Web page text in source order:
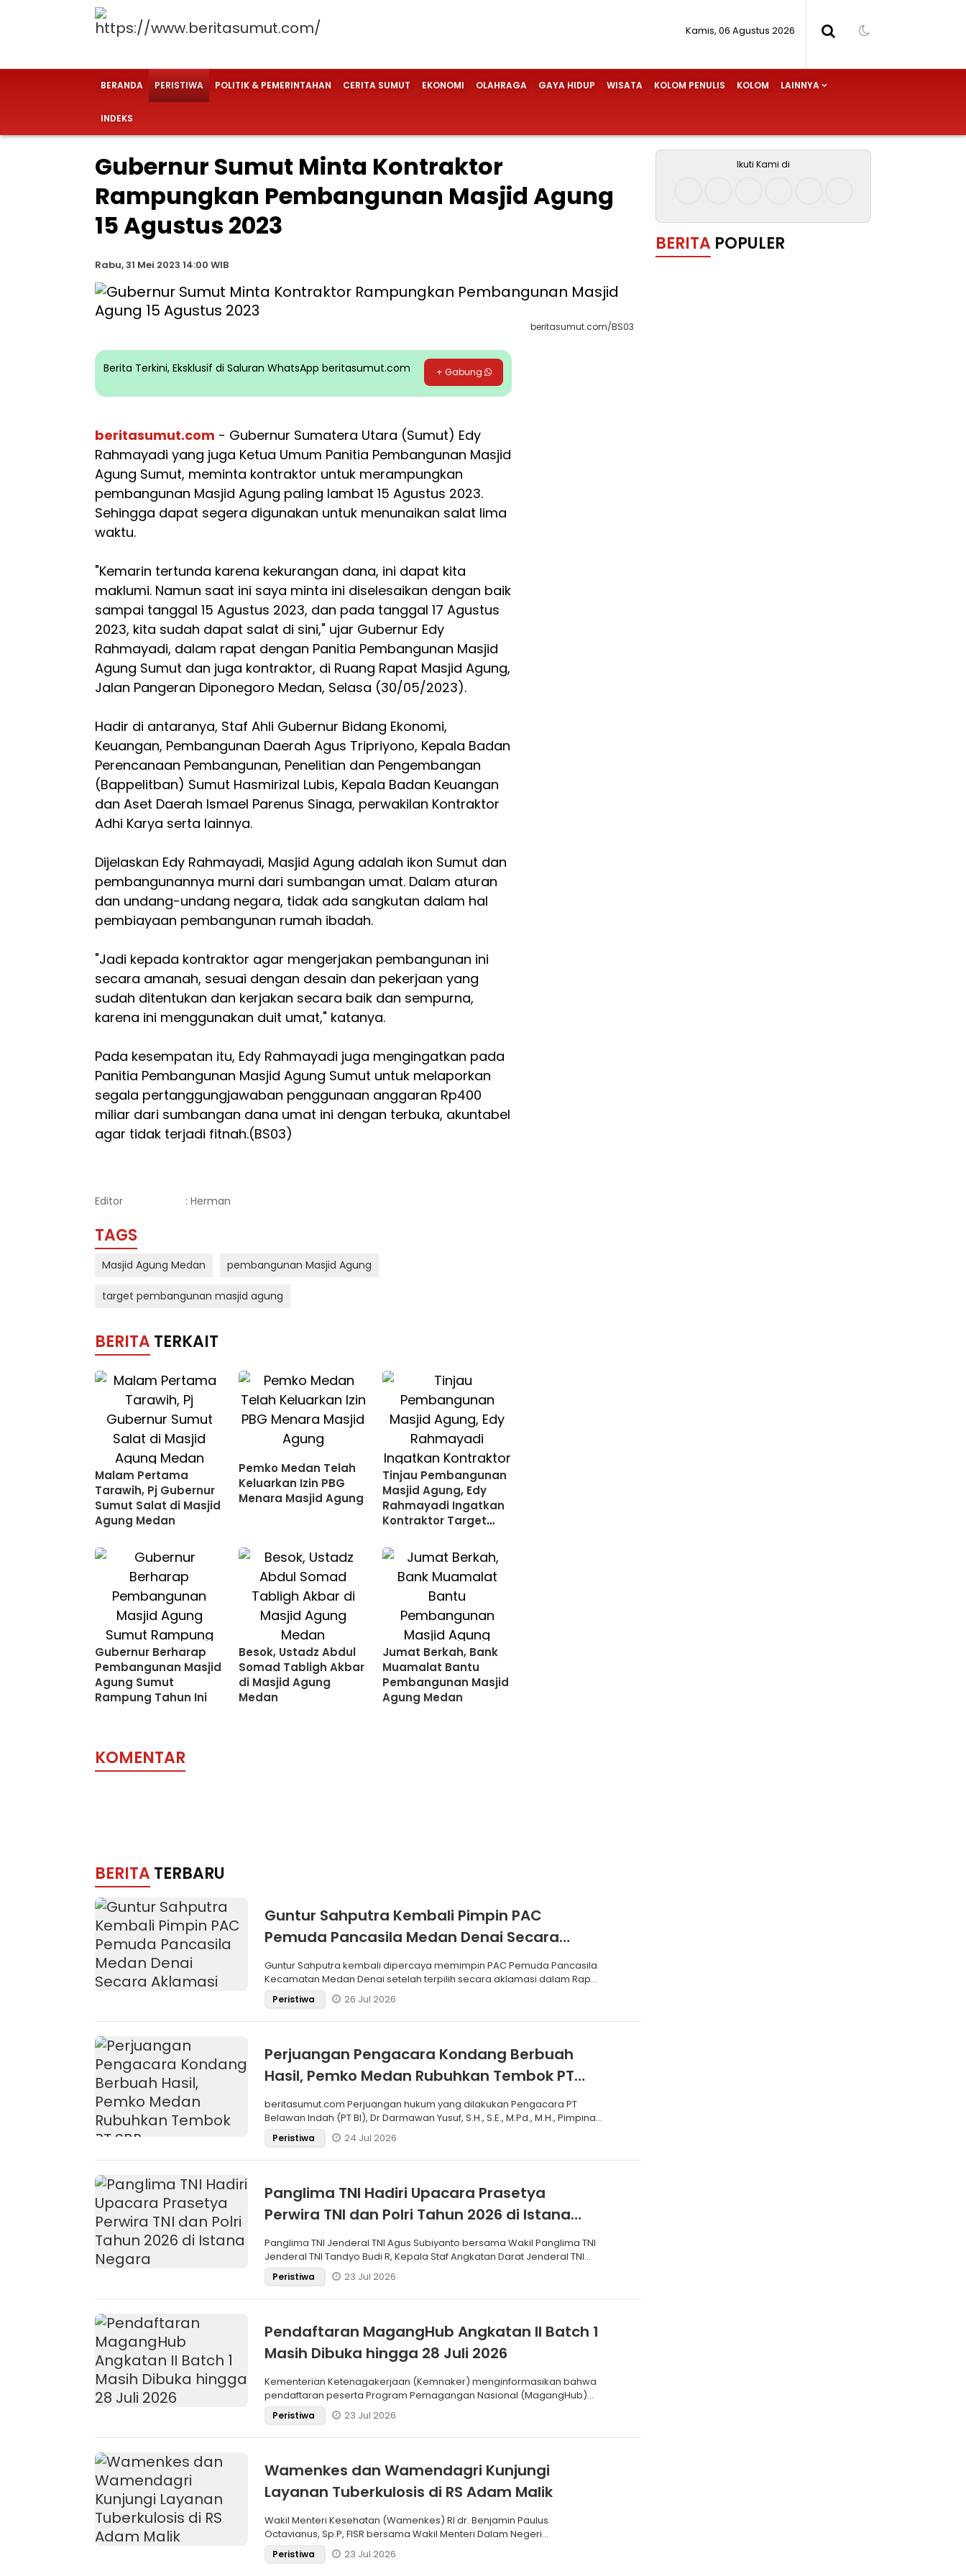
Kamis, 06 Agustus 2026
BERANDA PERISTIWA POLITIK & PEMERINTAHAN CERITA SUMUT EKONOMI OLAHRAGA GAYA HIDUP WISATA KOLOM PENULIS KOLOM LAINNYA
INDEKS
Gubernur Sumut Minta Kontraktor
Rampungkan Pembangunan Masjid Agung
15 Agustus 2023
Rabu, 31 Mei 2023 14:00 WIB
beritasumut.com/BS03
Berita Terkini, Eksklusif di Saluran WhatsApp beritasumut.com + Gabung
beritasumut.com - Gubernur Sumatera Utara (Sumut) Edy
Rahmayadi yang juga Ketua Umum Panitia Pembangunan Masjid
Agung Sumut, meminta kontraktor untuk merampungkan
pembangunan Masjid Agung paling lambat 15 Agustus 2023.
Sehingga dapat segera digunakan untuk menunaikan salat lima
waktu.
"Kemarin tertunda karena kekurangan dana, ini dapat kita
maklumi. Namun saat ini saya minta ini diselesaikan dengan baik
sampai tanggal 15 Agustus 2023, dan pada tanggal 17 Agustus
2023, kita sudah dapat salat di sini," ujar Gubernur Edy
Rahmayadi, dalam rapat dengan Panitia Pembangunan Masjid
Agung Sumut dan juga kontraktor, di Ruang Rapat Masjid Agung,
Jalan Pangeran Diponegoro Medan, Selasa (30/05/2023).
Hadir di antaranya, Staf Ahli Gubernur Bidang Ekonomi,
Keuangan, Pembangunan Daerah Agus Tripriyono, Kepala Badan
Perencanaan Pembangunan, Penelitian dan Pengembangan
(Bappelitban) Sumut Hasmirizal Lubis, Kepala Badan Keuangan
dan Aset Daerah Ismael Parenus Sinaga, perwakilan Kontraktor
Adhi Karya serta lainnya.
Dijelaskan Edy Rahmayadi, Masjid Agung adalah ikon Sumut dan
pembangunannya murni dari sumbangan umat. Dalam aturan
dan undang-undang negara, tidak ada sangkutan dalam hal
pembiayaan pembangunan rumah ibadah.
"Jadi kepada kontraktor agar mengerjakan pembangunan ini
secara amanah, sesuai dengan desain dan pekerjaan yang
sudah ditentukan dan kerjakan secara baik dan sempurna,
karena ini menggunakan duit umat," katanya.
Pada kesempatan itu, Edy Rahmayadi juga mengingatkan pada
Panitia Pembangunan Masjid Agung Sumut untuk melaporkan
segala pertanggungjawaban penggunaan anggaran Rp400
miliar dari sumbangan dana umat ini dengan terbuka, akuntabel
agar tidak terjadi fitnah.(BS03)
Editor : Herman
TAGS
Masjid Agung Medan pembangunan Masjid Agung
target pembangunan masjid agung
BERITA TERKAIT
Malam Pertama
Tarawih, Pj Gubernur
Sumut Salat di Masjid
Agung Medan
Pemko Medan Telah
Keluarkan Izin PBG
Menara Masjid Agung
Tinjau Pembangunan
Masjid Agung, Edy
Rahmayadi Ingatkan
Kontraktor Target
Gubernur Berharap
Pembangunan Masjid
Agung Sumut
Rampung Tahun Ini
Besok, Ustadz Abdul
Somad Tabligh Akbar
di Masjid Agung
Medan
Jumat Berkah, Bank
Muamalat Bantu
Pembangunan Masjid
Agung Medan
KOMENTAR
BERITA TERBARU
Guntur Sahputra Kembali Pimpin PAC
Pemuda Pancasila Medan Denai Secara
Aklamasi
Guntur Sahputra kembali dipercaya memimpin PAC Pemuda Pancasila
Kecamatan Medan Denai setelah terpilih secara aklamasi dalam Rapat
Pemilihan
Peristiwa 26 Jul 2026
Perjuangan Pengacara Kondang Berbuah
Hasil, Pemko Medan Rubuhkan Tembok PT
SBP
beritasumut.com Perjuangan hukum yang dilakukan Pengacara PT
Belawan Indah (PT BI), Dr Darmawan Yusuf, S.H., S.E., M.Pd., M.H., Pimpinan
LaPeristiwa 24 Jul 2026
Panglima TNI Hadiri Upacara Prasetya
Perwira TNI dan Polri Tahun 2026 di Istana
Negara
Panglima TNI Jenderal TNI Agus Subiyanto bersama Wakil Panglima TNI
Jenderal TNI Tandyo Budi R, Kepala Staf Angkatan Darat Jenderal TNI
Maru
Peristiwa 23 Jul 2026
Pendaftaran MagangHub Angkatan II Batch 1
Masih Dibuka hingga 28 Juli 2026
Kementerian Ketenagakerjaan (Kemnaker) menginformasikan bahwa
pendaftaran peserta Program Pemagangan Nasional (MagangHub)
Angkatan II Batch
Peristiwa 23 Jul 2026
Wamenkes dan Wamendagri Kunjungi
Layanan Tuberkulosis di RS Adam Malik
Wakil Menteri Kesehatan (Wamenkes) RI dr. Benjamin Paulus
Octavianus, Sp.P, FISR bersama Wakil Menteri Dalam Negeri
(Wamendagri) RI Dr. Akhm
Peristiwa 23 Jul 2026
Ikuti Kami di
BERITA POPULER